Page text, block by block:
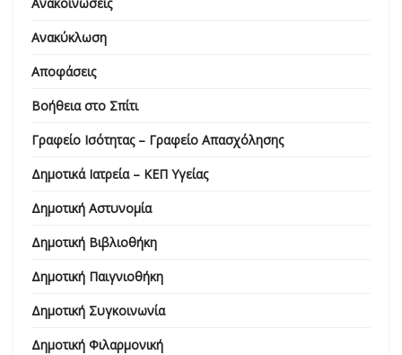
Ανακύκλωση
Αποφάσεις
Βοήθεια στο Σπίτι
Γραφείο Ισότητας – Γραφείο Απασχόλησης
Δημοτικά Ιατρεία – ΚΕΠ Υγείας
Δημοτική Αστυνομία
Δημοτική Βιβλιοθήκη
Δημοτική Παιγνιοθήκη
Δημοτική Συγκοινωνία
Δημοτική Φιλαρμονική